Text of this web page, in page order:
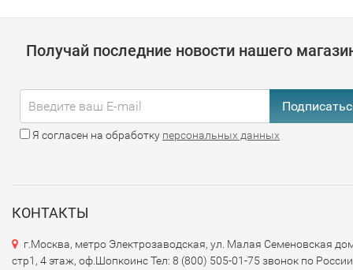
Получай последние новости нашего
Я согласен на обработку персональных данных
КОНТАКТЫ
г.Москва, метро Электрозаводская, ул. Малая Семеновская
стр1, 4 этаж, оф.Шопкоинс Тел: 8 (800) 505-01-75 звонок по России